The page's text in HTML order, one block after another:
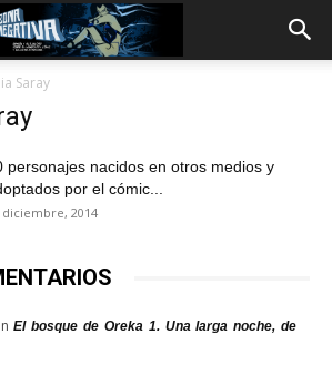
Saray
personajes nacidos en otros medios y
por el cómic...
diciembre, 2014
El bosque de Oreka 1. Una larga noche, de